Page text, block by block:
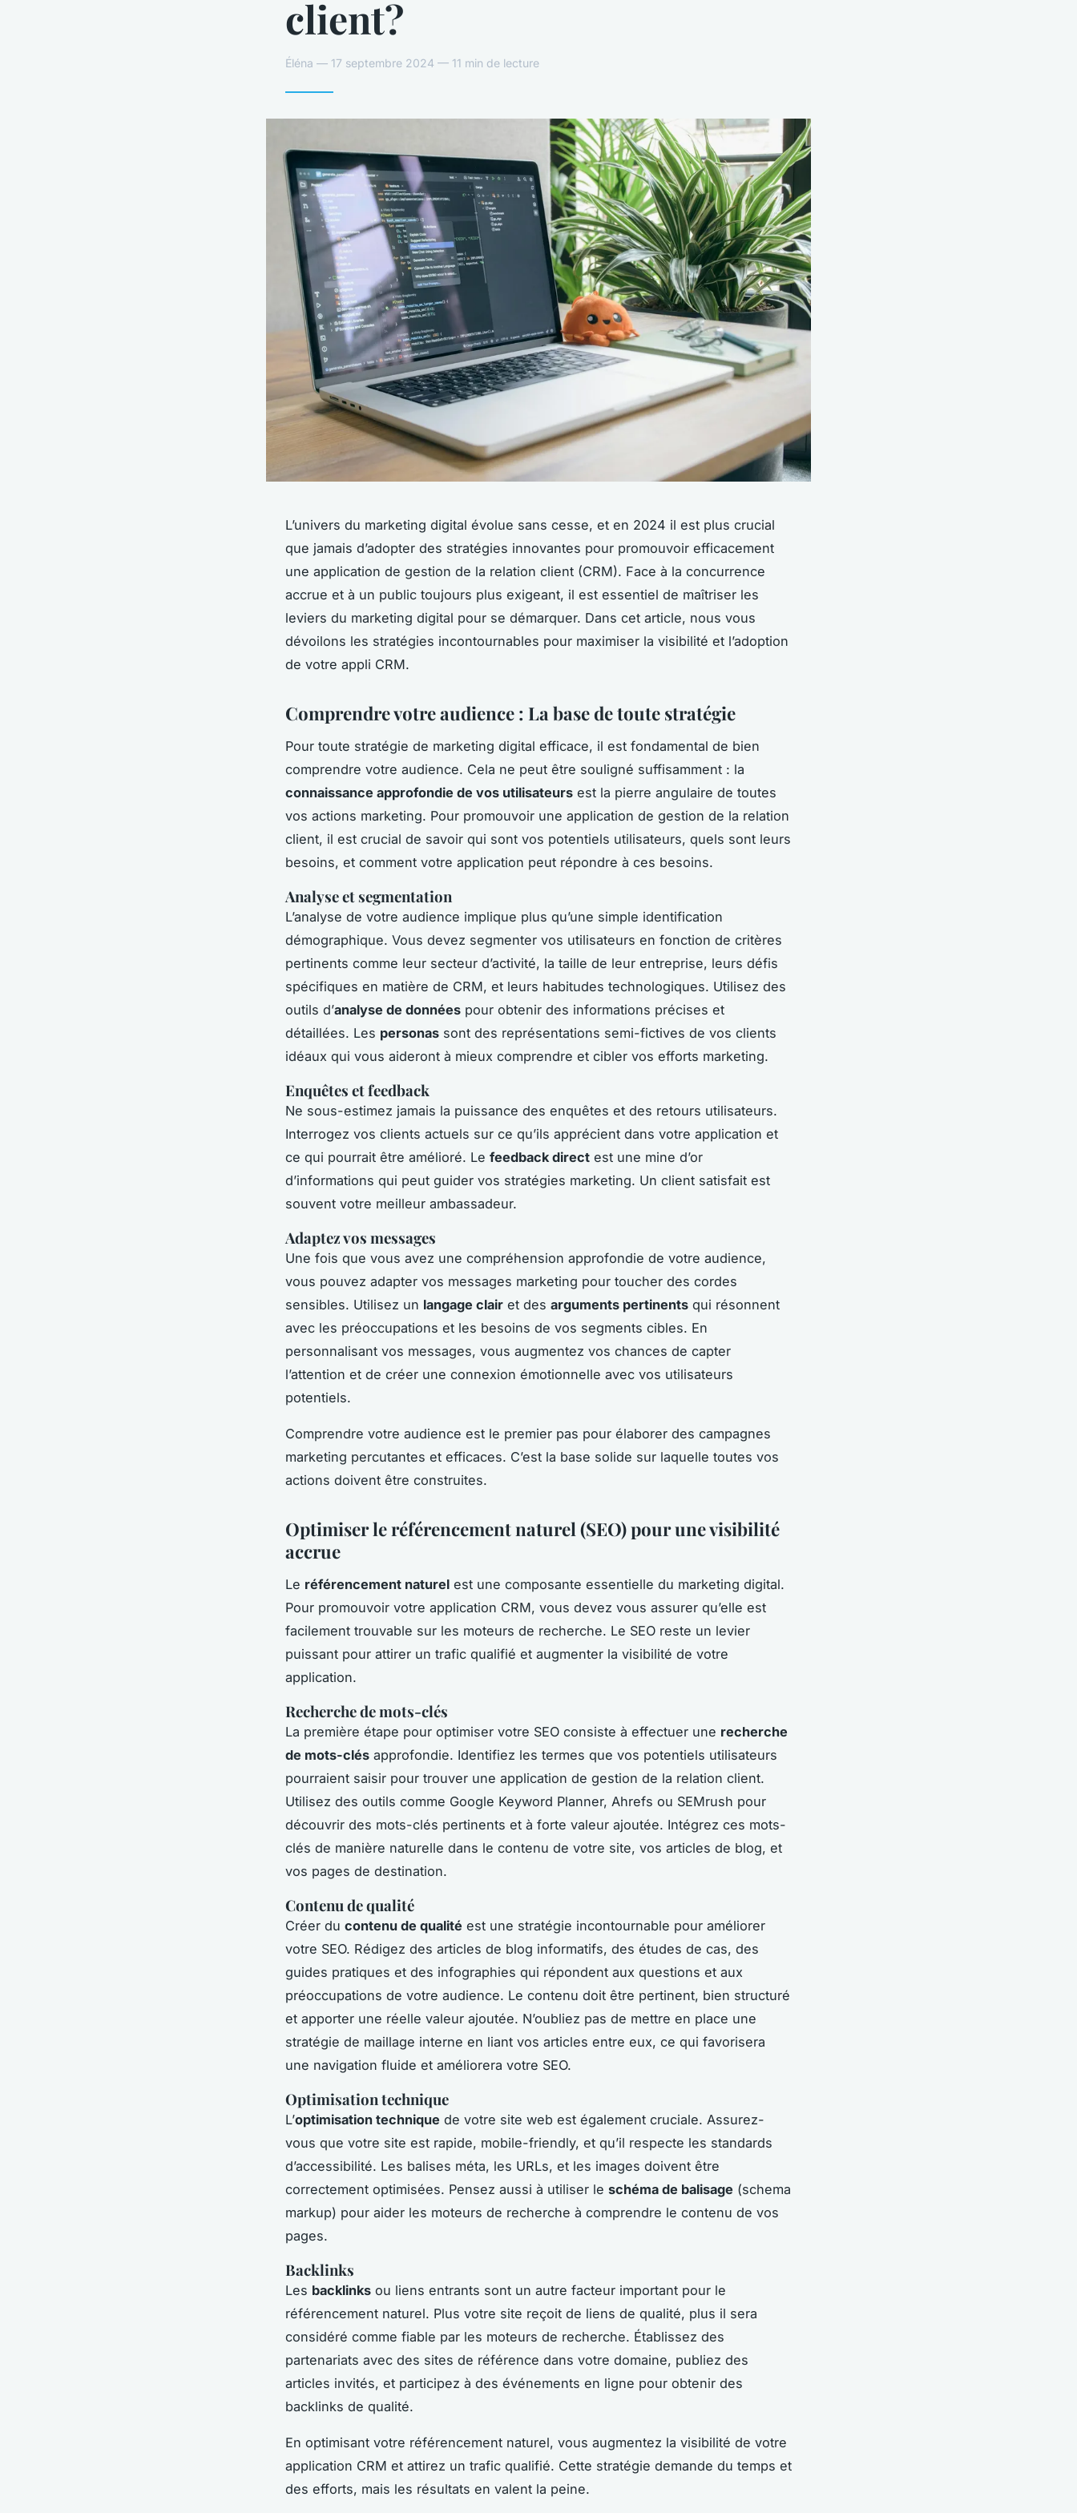
client?
Éléna — 17 septembre 2024 — 11 min de lecture
L’univers du marketing digital évolue sans cesse, et en 2024 il est plus crucial
que jamais d’adopter des stratégies innovantes pour promouvoir efficacement
une application de gestion de la relation client (CRM). Face à la concurrence
accrue et à un public toujours plus exigeant, il est essentiel de maîtriser les
leviers du marketing digital pour se démarquer. Dans cet article, nous vous
dévoilons les stratégies incontournables pour maximiser la visibilité et l’adoption
de votre appli CRM.
Comprendre votre audience : La base de toute stratégie
Pour toute stratégie de marketing digital efficace, il est fondamental de bien
comprendre votre audience. Cela ne peut être souligné suffisamment : la
connaissance approfondie de vos utilisateurs est la pierre angulaire de toutes
vos actions marketing. Pour promouvoir une application de gestion de la relation
client, il est crucial de savoir qui sont vos potentiels utilisateurs, quels sont leurs
besoins, et comment votre application peut répondre à ces besoins.
Analyse et segmentation
L’analyse de votre audience implique plus qu’une simple identification
démographique. Vous devez segmenter vos utilisateurs en fonction de critères
pertinents comme leur secteur d’activité, la taille de leur entreprise, leurs défis
spécifiques en matière de CRM, et leurs habitudes technologiques. Utilisez des
outils d’analyse de données pour obtenir des informations précises et
détaillées. Les personas sont des représentations semi-fictives de vos clients
idéaux qui vous aideront à mieux comprendre et cibler vos efforts marketing.
Enquêtes et feedback
Ne sous-estimez jamais la puissance des enquêtes et des retours utilisateurs.
Interrogez vos clients actuels sur ce qu’ils apprécient dans votre application et
ce qui pourrait être amélioré. Le feedback direct est une mine d’or
d’informations qui peut guider vos stratégies marketing. Un client satisfait est
souvent votre meilleur ambassadeur.
Adaptez vos messages
Une fois que vous avez une compréhension approfondie de votre audience,
vous pouvez adapter vos messages marketing pour toucher des cordes
sensibles. Utilisez un langage clair et des arguments pertinents qui résonnent
avec les préoccupations et les besoins de vos segments cibles. En
personnalisant vos messages, vous augmentez vos chances de capter
l’attention et de créer une connexion émotionnelle avec vos utilisateurs
potentiels.
Comprendre votre audience est le premier pas pour élaborer des campagnes
marketing percutantes et efficaces. C’est la base solide sur laquelle toutes vos
actions doivent être construites.
Optimiser le référencement naturel (SEO) pour une visibilité
accrue
Le référencement naturel est une composante essentielle du marketing digital.
Pour promouvoir votre application CRM, vous devez vous assurer qu’elle est
facilement trouvable sur les moteurs de recherche. Le SEO reste un levier
puissant pour attirer un trafic qualifié et augmenter la visibilité de votre
application.
Recherche de mots-clés
La première étape pour optimiser votre SEO consiste à effectuer une recherche
de mots-clés approfondie. Identifiez les termes que vos potentiels utilisateurs
pourraient saisir pour trouver une application de gestion de la relation client.
Utilisez des outils comme Google Keyword Planner, Ahrefs ou SEMrush pour
découvrir des mots-clés pertinents et à forte valeur ajoutée. Intégrez ces mots-
clés de manière naturelle dans le contenu de votre site, vos articles de blog, et
vos pages de destination.
Contenu de qualité
Créer du contenu de qualité est une stratégie incontournable pour améliorer
votre SEO. Rédigez des articles de blog informatifs, des études de cas, des
guides pratiques et des infographies qui répondent aux questions et aux
préoccupations de votre audience. Le contenu doit être pertinent, bien structuré
et apporter une réelle valeur ajoutée. N’oubliez pas de mettre en place une
stratégie de maillage interne en liant vos articles entre eux, ce qui favorisera
une navigation fluide et améliorera votre SEO.
Optimisation technique
L’optimisation technique de votre site web est également cruciale. Assurez-
vous que votre site est rapide, mobile-friendly, et qu’il respecte les standards
d’accessibilité. Les balises méta, les URLs, et les images doivent être
correctement optimisées. Pensez aussi à utiliser le schéma de balisage (schema
markup) pour aider les moteurs de recherche à comprendre le contenu de vos
pages.
Backlinks
Les backlinks ou liens entrants sont un autre facteur important pour le
référencement naturel. Plus votre site reçoit de liens de qualité, plus il sera
considéré comme fiable par les moteurs de recherche. Établissez des
partenariats avec des sites de référence dans votre domaine, publiez des
articles invités, et participez à des événements en ligne pour obtenir des
backlinks de qualité.
En optimisant votre référencement naturel, vous augmentez la visibilité de votre
application CRM et attirez un trafic qualifié. Cette stratégie demande du temps et
des efforts, mais les résultats en valent la peine.